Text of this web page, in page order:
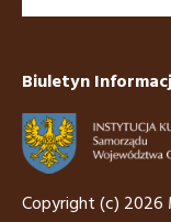
Biuletyn
Copyright (c) 2026